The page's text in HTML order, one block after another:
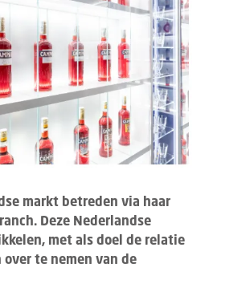
markt betreden via haar
Deze Nederlandse
met als doel de relatie
te nemen van de